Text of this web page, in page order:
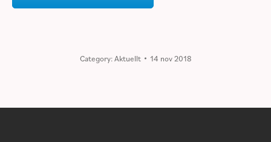
Category:Aktuellt 14 nov 2018